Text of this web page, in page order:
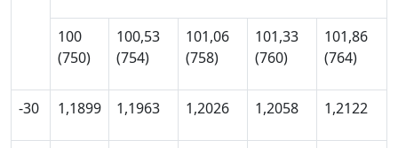
100
(750)
100,53
(754)
101,06
(758)
101,33
(760)
101,86
(764)
-30 1,1899 1,1963 1,2026 1,2058 1,2122